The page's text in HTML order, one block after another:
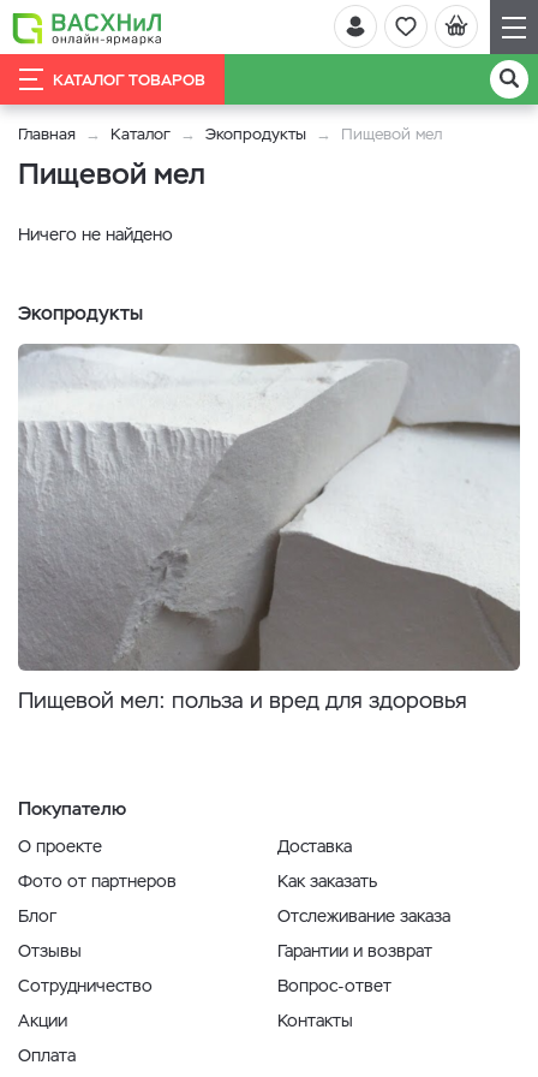
КАТАЛОГ ТОВАРОВ
Главная Каталог Экопродукты Пищевой мел
Пищевой мел
Ничего не найдено
Экопродукты
Пищевой мел: польза и вред для здоровья
Покупателю
О проекте
Фото от партнеров
Блог
Отзывы
Сотрудничество
Акции
Оплата
Доставка
Как заказать
Отслеживание заказа
Гарантии и возврат
Вопрос-ответ
Контакты